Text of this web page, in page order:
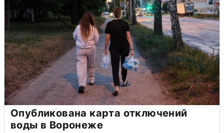
Опубликована карта отключений
воды в Воронеже